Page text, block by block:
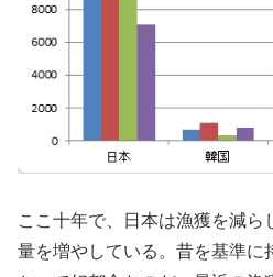
ここ十年で、日本は漁獲を減ら
量を増やしている。昔を基準に